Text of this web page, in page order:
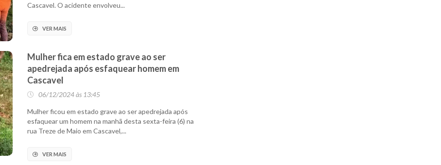
Cascavel. O acidente envolveu...
VER MAIS
Mulher fica em estado grave ao ser
apedrejada após esfaquear homem em
Cascavel
06/12/2024 às 13:45
Mulher ficou em estado grave ao ser apedrejada após
esfaquear um homem na manhã desta sexta-feira (6) na
rua Treze de Maio em Cascavel,...
VER MAIS